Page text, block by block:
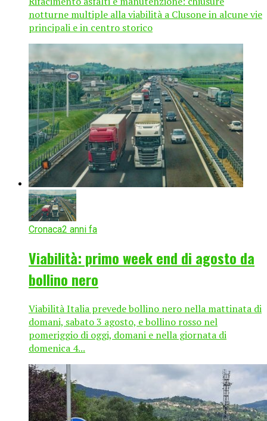
notturne multiple alla viabilità a Clusone in alcune vie
principali e in centro storico
Cronaca2 anni fa
Viabilità: primo week end di agosto da
bollino nero
Viabilità Italia prevede bollino nero nella mattinata di
domani, sabato 3 agosto, e bollino rosso nel
pomeriggio di oggi, domani e nella giornata di
domenica 4...